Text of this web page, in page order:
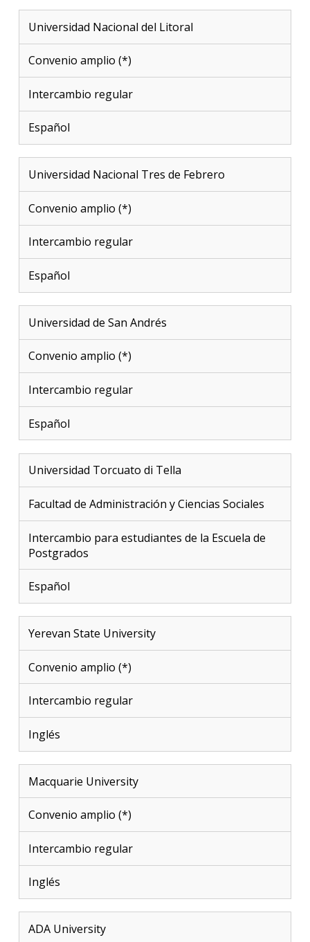
Universidad Nacional del Litoral
Convenio amplio (*)
Intercambio regular
Español
Universidad Nacional Tres de Febrero
Convenio amplio (*)
Intercambio regular
Español
Universidad de San Andrés
Convenio amplio (*)
Intercambio regular
Español
Universidad Torcuato di Tella
Facultad de Administración y Ciencias Sociales
Intercambio para estudiantes de la Escuela de
Postgrados
Español
Yerevan State University
Convenio amplio (*)
Intercambio regular
Inglés
Macquarie University
Convenio amplio (*)
Intercambio regular
Inglés
ADA University